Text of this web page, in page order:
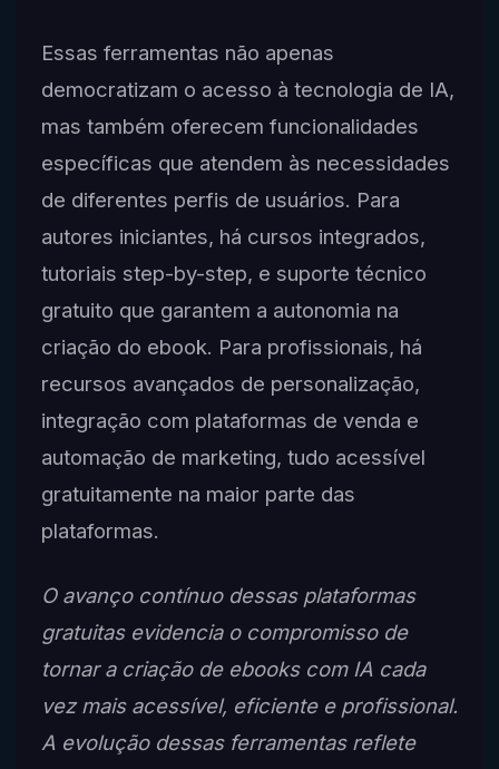
Essas ferramentas não apenas
democratizam o acesso à tecnologia de IA,
mas também oferecem funcionalidades
específicas que atendem às necessidades
de diferentes perfis de usuários. Para
autores iniciantes, há cursos integrados,
tutoriais step-by-step, e suporte técnico
gratuito que garantem a autonomia na
criação do ebook. Para profissionais, há
recursos avançados de personalização,
integração com plataformas de venda e
automação de marketing, tudo acessível
gratuitamente na maior parte das
plataformas.
O avanço contínuo dessas plataformas
gratuitas evidencia o compromisso de
tornar a criação de ebooks com IA cada
vez mais acessível, eficiente e profissional.
A evolução dessas ferramentas reflete